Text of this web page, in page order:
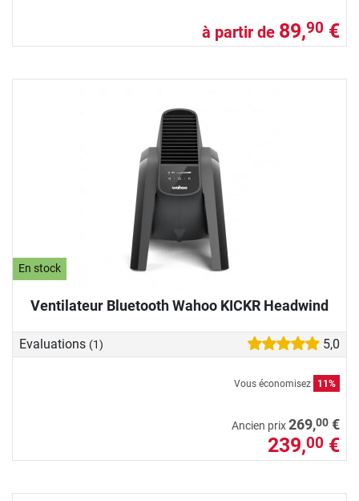
à partir de 89,90 €
En stock
Ventilateur Bluetooth Wahoo KICKR Headwind
Evaluations (1) 5,0
Vous économisez 11%
Ancien prix269,00 €
239,00 €